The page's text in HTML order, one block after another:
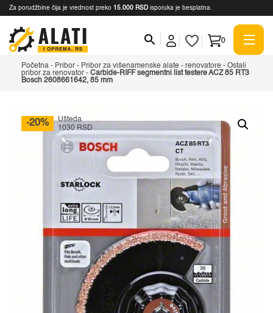
Za porudžbine čija je vrednost preko 15.000 RSD isporuka je besplatna.
0
Početna - Pribor - Pribor za višenamenske alate - renovatore - Ostali
pribor za renovator - Carbide-RIFF segmentni list testere ACZ 85 RT3
Bosch 2608661642, 85 mm
-20%
Ušteda
1030 RSD